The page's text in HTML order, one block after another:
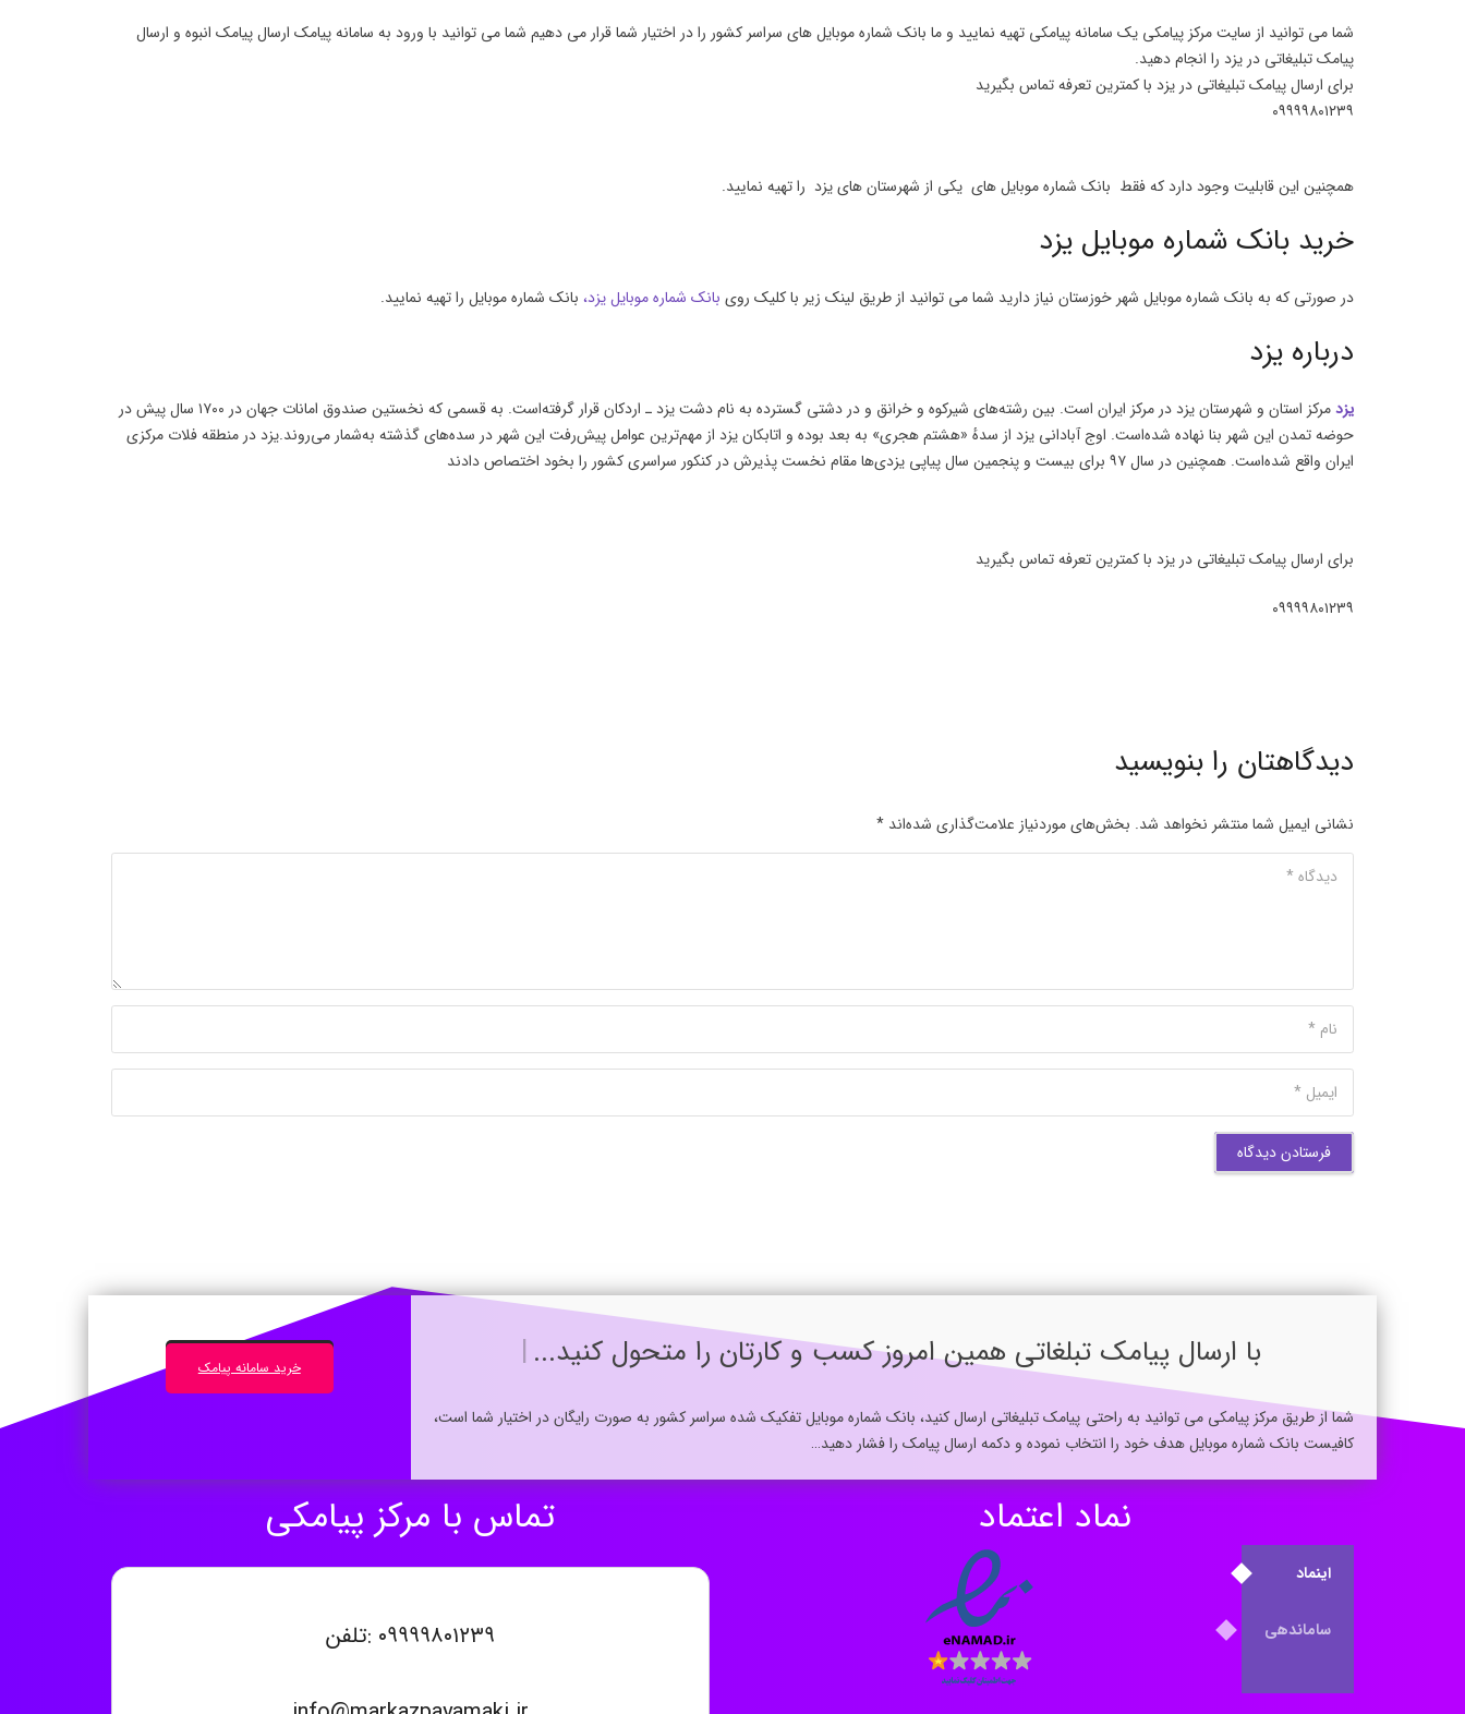
شما می توانید از سایت مرکز پیامکی یک سامانه پیامکی تهیه نمایید و ما بانک شماره موبایل های سراسر کشور را در اختیار شما قرار می دهیم شما می توانید با ورود به سامانه پیامک ارسال پیامک انبوه و ارسال
پیامک تبلیغاتی در یزد را انجام دهید.
برای ارسال پیامک تبلیغاتی در یزد با کمترین تعرفه تماس بگیرید
۰۹۹۹۹۸۰۱۲۳۹
همچنین این قابلیت وجود دارد که فقط بانک شماره موبایل های یکی از شهرستان های یزد را تهیه نمایید.
خرید بانک شماره موبایل یزد
در صورتی که به بانک شماره موبایل شهر خوزستان نیاز دارید شما می توانید از طریق لینک زیر با کلیک روی بانک شماره موبایل یزد، بانک شماره موبایل را تهیه نمایید.
درباره یزد
یزد
مرکز استان و شهرستان یزد در مرکز ایران است. بین رشته‌های شیرکوه و خرانق و در دشتی گسترده به نام دشت یزد ـ اردکان قرار گرفته‌است. به قسمی که نخستین صندوق امانات جهان در ۱۷۰۰ سال پیش در
حوضه تمدن این شهر بنا نهاده شده‌است. اوج آبادانی یزد از سدهٔ «هشتم هجری» به بعد بوده و اتابکان یزد از مهم‌ترین عوامل پیش‌رفت این شهر در سده‌های گذشته به‌شمار می‌روند.یزد در منطقه فلات مرکزی
ایران واقع شده‌است. همچنین در سال ۹۷ برای بیست و پنجمین سال پیاپی یزدی‌ها مقام نخست پذیرش در کنکور سراسری کشور را بخود اختصاص دادند
برای ارسال پیامک تبلیغاتی در یزد با کمترین تعرفه تماس بگیرید
۰۹۹۹۹۸۰۱۲۳۹
دیدگاهتان را بنویسید
نشانی ایمیل شما منتشر نخواهد شد. بخش‌های موردنیاز علامت‌گذاری شده‌اند *
فرستادن دیدگاه
با ارسال پیامک تبلغاتی همین امروز کسب و کارتان را متحول کن|
شما از طریق مرکز پیامکی می توانید به راحتی پیامک تبلیغاتی ارسال کنید، بانک شماره موبایل تفکیک شده سراسر کشور به صورت رایگان در اختیار شما است،
کافیست بانک شماره موبایل هدف خود را انتخاب نموده و دکمه ارسال پیامک را فشار دهید…
خرید سامانه پیامک
نماد اعتماد
اینماد
ساماندهی
تماس با مرکز پیامکی
۰۹۹۹۹۸۰۱۲۳۹ :تلفن